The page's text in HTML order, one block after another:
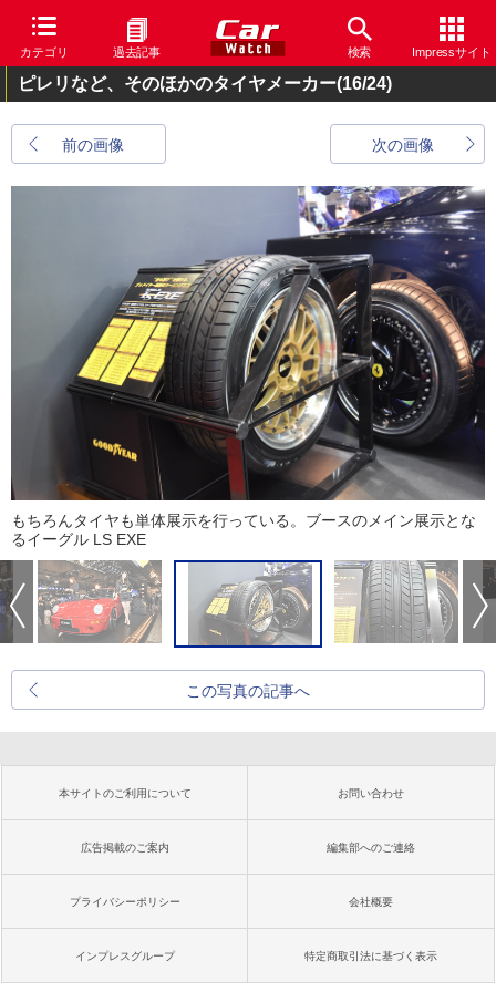
カテゴリ 過去記事 検索 Impressサイト
ピレリなど、そのほかのタイヤメーカー(16/24)
前の画像 次の画像
もちろんタイヤも単体展示を行っている。ブースのメイン展示とな
るイーグル LS EXE
この写真の記事へ
本サイトのご利用について お問い合わせ
広告掲載のご案内 編集部へのご連絡
プライバシーポリシー 会社概要
インプレスグループ 特定商取引法に基づく表示